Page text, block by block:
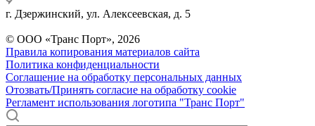
г. Дзержинский, ул. Алексеевская, д. 5
© ООО «Транс Порт», 2026
Правила копирования материалов сайта
Политика конфиденциальности
Соглашение на обработку персональных данных
Отозвать/Принять согласие на обработку cookie
Регламент использования логотипа "Транс Порт"